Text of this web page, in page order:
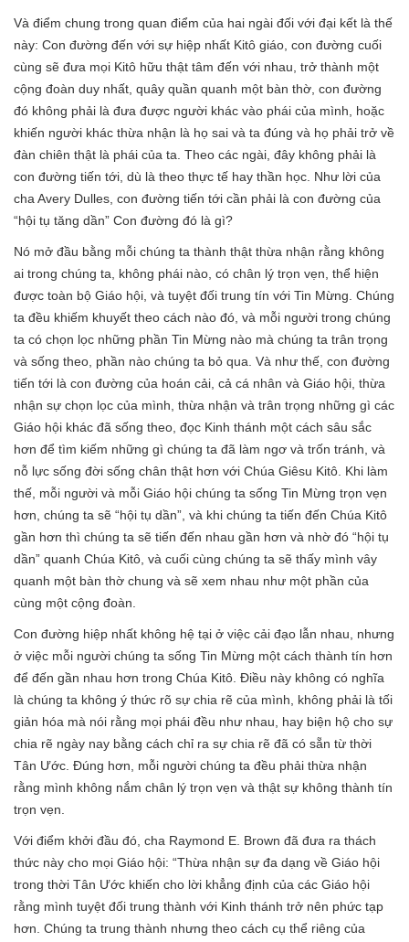
Và điểm chung trong quan điểm của hai ngài đối với đại kết là thế
này: Con đường đến với sự hiệp nhất Kitô giáo, con đường cuối
cùng sẽ đưa mọi Kitô hữu thật tâm đến với nhau, trở thành một
cộng đoàn duy nhất, quây quần quanh một bàn thờ, con đường
đó không phải là đưa được người khác vào phái của mình, hoặc
khiến người khác thừa nhận là họ sai và ta đúng và họ phải trở về
đàn chiên thật là phái của ta. Theo các ngài, đây không phải là
con đường tiến tới, dù là theo thực tế hay thần học. Như lời của
cha Avery Dulles, con đường tiến tới cần phải là con đường của
“hội tụ tăng dần” Con đường đó là gì?
Nó mở đầu bằng mỗi chúng ta thành thật thừa nhận rằng không
ai trong chúng ta, không phái nào, có chân lý trọn vẹn, thể hiện
được toàn bộ Giáo hội, và tuyệt đối trung tín với Tin Mừng. Chúng
ta đều khiếm khuyết theo cách nào đó, và mỗi người trong chúng
ta có chọn lọc những phần Tin Mừng nào mà chúng ta trân trọng
và sống theo, phần nào chúng ta bỏ qua. Và như thế, con đường
tiến tới là con đường của hoán cải, cả cá nhân và Giáo hội, thừa
nhận sự chọn lọc của mình, thừa nhận và trân trọng những gì các
Giáo hội khác đã sống theo, đọc Kinh thánh một cách sâu sắc
hơn để tìm kiếm những gì chúng ta đã làm ngơ và trốn tránh, và
nỗ lực sống đời sống chân thật hơn với Chúa Giêsu Kitô. Khi làm
thế, mỗi người và mỗi Giáo hội chúng ta sống Tin Mừng trọn vẹn
hơn, chúng ta sẽ “hội tụ dần”, và khi chúng ta tiến đến Chúa Kitô
gần hơn thì chúng ta sẽ tiến đến nhau gần hơn và nhờ đó “hội tụ
dần” quanh Chúa Kitô, và cuối cùng chúng ta sẽ thấy mình vây
quanh một bàn thờ chung và sẽ xem nhau như một phần của
cùng một cộng đoàn.
Con đường hiệp nhất không hệ tại ở việc cải đạo lẫn nhau, nhưng
ở việc mỗi người chúng ta sống Tin Mừng một cách thành tín hơn
để đến gần nhau hơn trong Chúa Kitô. Điều này không có nghĩa
là chúng ta không ý thức rõ sự chia rẽ của mình, không phải là tối
giản hóa mà nói rằng mọi phái đều như nhau, hay biện hộ cho sự
chia rẽ ngày nay bằng cách chỉ ra sự chia rẽ đã có sẵn từ thời
Tân Ước. Đúng hơn, mỗi người chúng ta đều phải thừa nhận
rằng mình không nắm chân lý trọn vẹn và thật sự không thành tín
trọn vẹn.
Với điểm khởi đầu đó, cha Raymond E. Brown đã đưa ra thách
thức này cho mọi Giáo hội: “Thừa nhận sự đa dạng về Giáo hội
trong thời Tân Ước khiến cho lời khẳng định của các Giáo hội
rằng mình tuyệt đối trung thành với Kinh thánh trở nên phức tạp
hơn. Chúng ta trung thành nhưng theo cách cụ thể riêng của